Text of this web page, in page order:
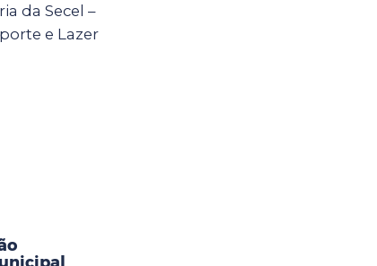
da Secel –
e Lazer